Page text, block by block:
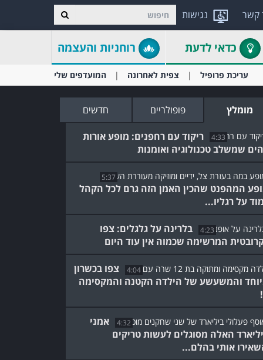
נגישות קשר
כדאי לדעת רוחניות והעצמה
עריכת פרופיל צפית לאחרונה המועדפים שלי
מומלץ פופולריים חדשים
4:33
ריקוד עם רחפנים: מופע אורות
שמשלב טכנולוגיה ואומנות
5:37
המהפנט שהכין האמן הזה גרם לכל הקהל
על רגליו...
4:23
בלרינה על גלגלים: צפו
המרשימה שכמוה אין עוד היום
4:04
צפו בכשרון
והמשעשע של הילדה הקטנה והמקסימה
4:32
אמני
האלה מסוגלים לעשות טריקים
אותי בהלם...